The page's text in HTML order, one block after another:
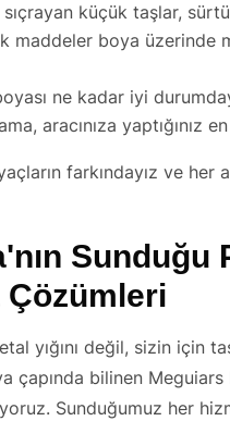
küçük taşlar,
maddeler boya üzerinde
boyası ne kadar iyi
aracınıza yaptığınız
farkındayız ve her
Sunduğu
Çözümleri
yığını değil, sizin için
çapında bilinen
Sunduğumuz her